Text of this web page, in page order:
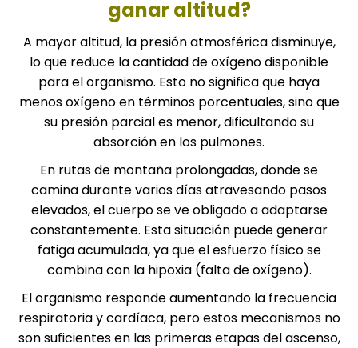
ganar altitud?
A mayor altitud, la presión atmosférica disminuye,
lo que reduce la cantidad de oxígeno disponible
para el organismo. Esto no significa que haya
menos oxígeno en términos porcentuales, sino que
su presión parcial es menor, dificultando su
absorción en los pulmones.
En rutas de montaña prolongadas, donde se
camina durante varios días atravesando pasos
elevados, el cuerpo se ve obligado a adaptarse
constantemente. Esta situación puede generar
fatiga acumulada, ya que el esfuerzo físico se
combina con la hipoxia (falta de oxígeno).
El organismo responde aumentando la frecuencia
respiratoria y cardíaca, pero estos mecanismos no
son suficientes en las primeras etapas del ascenso,